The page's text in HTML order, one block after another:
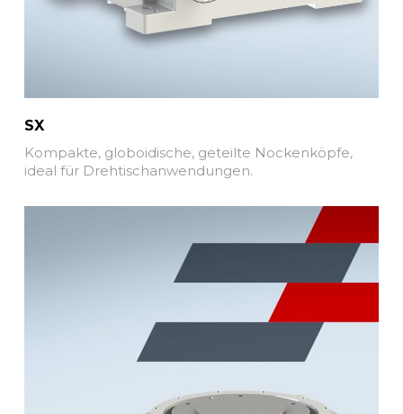
SX
Kompakte, globoidische, geteilte Nockenköpfe,
ideal für Drehtischanwendungen.